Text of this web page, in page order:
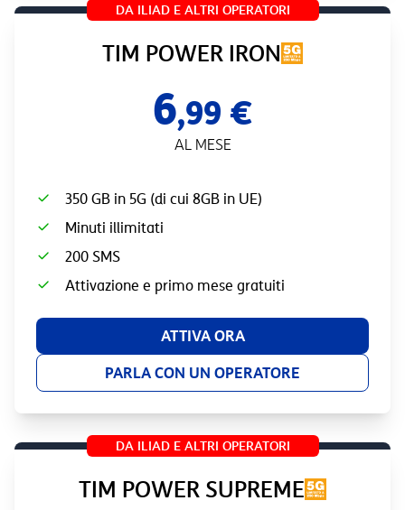
DA ILIAD E ALTRI OPERATORI
TIM POWER IRON
6,99 €
AL MESE
350 GB in 5G (di cui 8GB in UE)
Minuti illimitati
200 SMS
Attivazione e primo mese gratuiti
ATTIVA ORA
PARLA CON UN OPERATORE
DA ILIAD E ALTRI OPERATORI
TIM POWER SUPREME